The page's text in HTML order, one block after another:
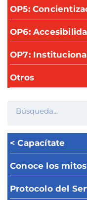
OP5:
OP6:
OP7:
Otros
< Capacítate
Conoce los
Protocolo del